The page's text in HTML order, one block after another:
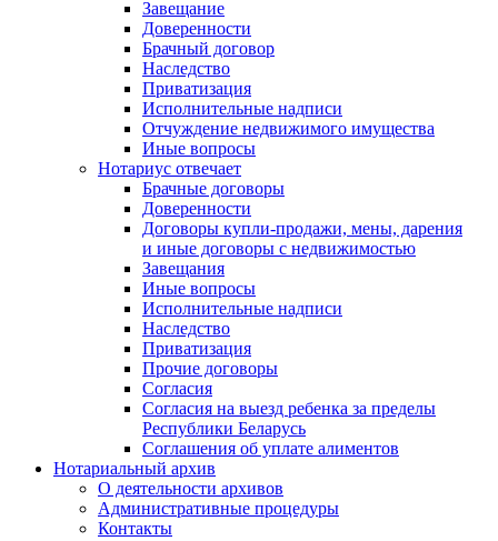
Завещание
Доверенности
Брачный договор
Наследство
Приватизация
Исполнительные надписи
Отчуждение недвижимого имущества
Иные вопросы
Нотариус отвечает
Брачные договоры
Доверенности
Договоры купли-продажи, мены, дарения
и иные договоры с недвижимостью
Завещания
Иные вопросы
Исполнительные надписи
Наследство
Приватизация
Прочие договоры
Согласия
Согласия на выезд ребенка за пределы
Республики Беларусь
Соглашения об уплате алиментов
Нотариальный архив
О деятельности архивов
Административные процедуры
Контакты